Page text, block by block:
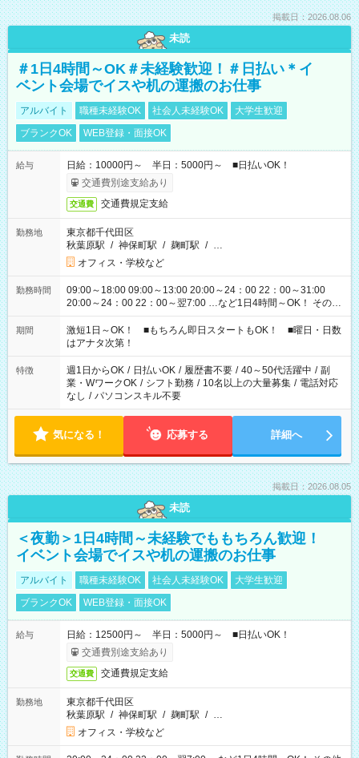
掲載日：2026.08.06
未読
＃1日4時間～OK＃未経験歓迎！＃日払い＊イ
ベント会場でイスや机の運搬のお仕事
アルバイト 職種未経験OK 社会人未経験OK
大学生歓迎
ブランクOK
WEB登録・面接OK
給与
日給：10000円～ 半日：5000円～ ■日払いOK！
交通費別途支給あり
交通費 交通費規定支給
勤務地
東京都千代田区
秋葉原駅 / 神保町駅 / 麹町駅 / …
オフィス・学校など
勤務時間
09:00～18:00 09:00～13:00 20:00～24：00 22：00～31:00
20:00～24：00 22：00～翌7:00 …など1日4時間～OK！ その他
シフトもございます！ お気軽にご相談ください！
期間
激短1日～OK！ ■もちろん即日スタートもOK！ ■曜日・日数
はアナタ次第！
特徴 週1日からOK / 日払いOK / 履歴書不要 / 40～50代活躍中 / 副
業・WワークOK / シフト勤務 / 10名以上の大量募集 / 電話対応
なし / パソコンスキル不要
気になる！ 応募する 詳細へ
掲載日：2026.08.05
未読
＜夜勤＞1日4時間～未経験でももちろん歓迎！
イベント会場でイスや机の運搬のお仕事
アルバイト 職種未経験OK 社会人未経験OK
大学生歓迎
ブランクOK
WEB登録・面接OK
給与
日給：12500円～ 半日：5000円～ ■日払いOK！
交通費別途支給あり
交通費 交通費規定支給
勤務地
東京都千代田区
秋葉原駅 / 神保町駅 / 麹町駅 / …
オフィス・学校など